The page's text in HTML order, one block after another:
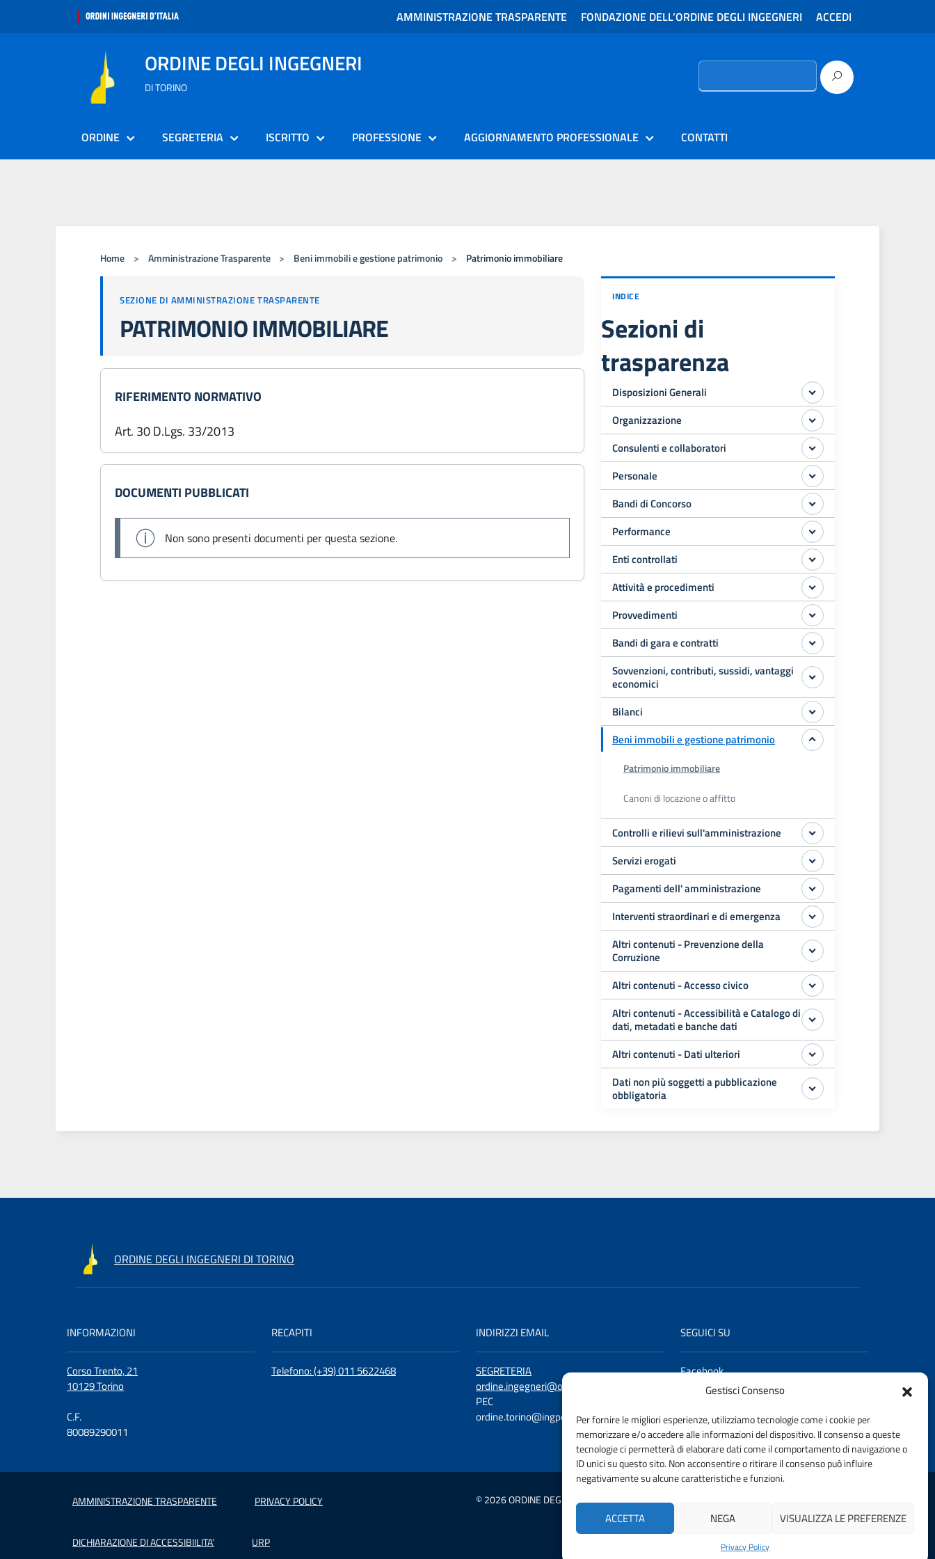
Gestisci Consenso
Per fornire le migliori esperienze, utilizziamo tecnologie come i cookie per
memorizzare e/o accedere alle informazioni del dispositivo. Il consenso a queste
tecnologie ci permetterà di elaborare dati come il comportamento di navigazione o
ID unici su questo sito. Non acconsentire o ritirare il consenso può influire
negativamente su alcune caratteristiche e funzioni.
ACCETTA NEGA VISUALIZZA LE PREFERENZE
Privacy Policy
AMMINISTRAZIONE TRASPARENTE FONDAZIONE DELL’ORDINE DEGLI INGEGNERI ACCEDI
ORDINE DEGLI INGEGNERI
DI TORINO
Ricerca
ORDINE SEGRETERIA ISCRITTO PROFESSIONE AGGIORNAMENTO PROFESSIONALE CONTATTI
Home > Amministrazione Trasparente > Beni immobili e gestione patrimonio > Patrimonio immobiliare
SEZIONE DI AMMINISTRAZIONE TRASPARENTE
PATRIMONIO IMMOBILIARE
RIFERIMENTO NORMATIVO
Art. 30 D.Lgs. 33/2013
DOCUMENTI PUBBLICATI
Non sono presenti documenti per questa sezione.
INDICE
Sezioni di
trasparenza
Disposizioni Generali
Organizzazione
Consulenti e collaboratori
Personale
Bandi di Concorso
Performance
Enti controllati
Attività e procedimenti
Provvedimenti
Bandi di gara e contratti
Sovvenzioni, contributi, sussidi, vantaggi
economici
Bilanci
Beni immobili e gestione patrimonio
Patrimonio immobiliare
Canoni di locazione o affitto
Controlli e rilievi sull'amministrazione
Servizi erogati
Pagamenti dell' amministrazione
Interventi straordinari e di emergenza
Altri contenuti - Prevenzione della
Corruzione
Altri contenuti - Accesso civico
Altri contenuti - Accessibilità e Catalogo di
dati, metadati e banche dati
Altri contenuti - Dati ulteriori
Dati non più soggetti a pubblicazione
obbligatoria
ORDINE DEGLI INGEGNERI DI TORINO
INFORMAZIONI
Corso Trento, 21
10129 Torino
C.F.
80089290011
RECAPITI
Telefono: (+39) 011 5622468
INDIRIZZI EMAIL
SEGRETERIA
ordine.ingegneri@ording.torino.it
PEC
ordine.torino@ingpec.eu
SEGUICI SU
Facebook
LinkedIn
AMMINISTRAZIONE TRASPARENTE PRIVACY POLICY
DICHIARAZIONE DI ACCESSIBIILITA’ URP
© 2026 ORDINE DEGLI INGEGNERI DI TORINO | FONDAZIONE CNI